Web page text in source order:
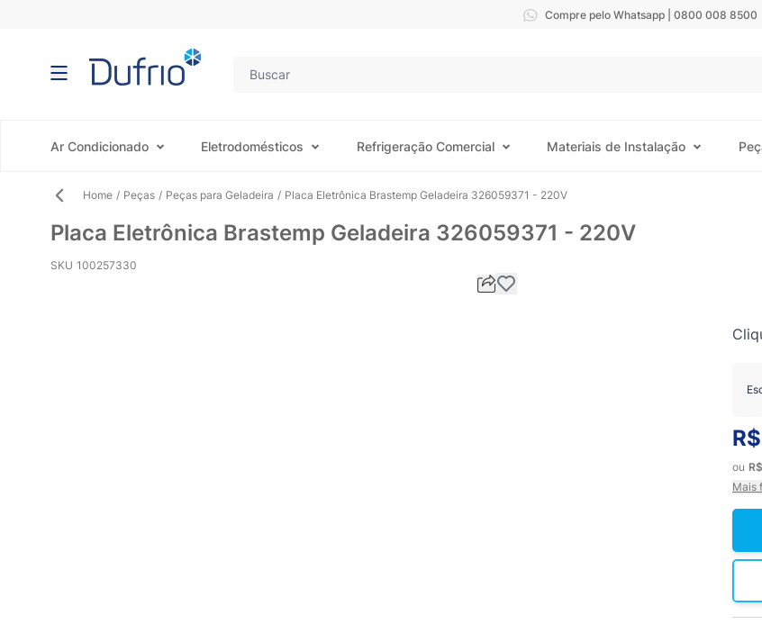
Compre pelo Whatsapp | 0800 008 8500
Ar Condicionado Eletrodomésticos Refrigeração Comercial Materiais de Instalação
Home / Peças / Peças para Geladeira / Placa Eletrônica Brastemp Geladeira 326059371 - 220V
Placa Eletrônica Brastemp Geladeira 326059371 - 220V
SKU 100257330
ou
Mais